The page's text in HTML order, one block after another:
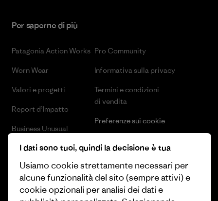
Per saperne di più
Patagonia Action Works
Worn Wear
Valori e progetti
Report d’Impatto
Business Unusual
Obiettivi climatici
1% For The Planet
Come finanziamo
Pro Community
Informativa sulla privacy
Termini e condizioni
di vendita
Preferenze sui cookie
Industry program
Programma di affiliazione
I dati sono tuoi, quindi la decisione è tua
Usiamo cookie strettamente necessari per
alcune funzionalità del sito (sempre attivi) e
cookie opzionali per analisi dei dati e